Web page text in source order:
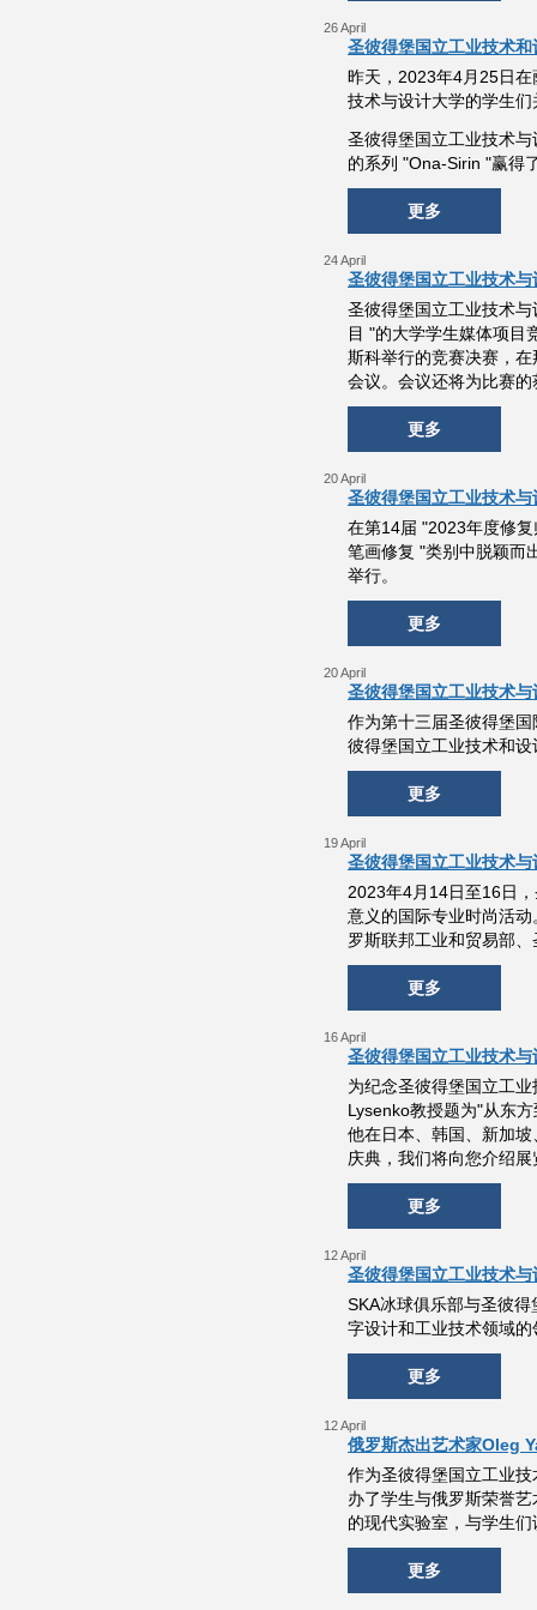
26 April
圣彼得堡国立工业技术
昨天，2023年4月25日
技术与设计大学的学生
圣彼得堡国立工业技术
的系列 "Ona-Sirin "赢得
更多
24 April
圣彼得堡国立工业技术
圣彼得堡国立工业技术
目 "的大学学生媒体项目
斯科举行的竞赛决赛，
会议。会议还将为比赛
更多
20 April
圣彼得堡国立工业技术
在第14届 "2023年度修
笔画修复 "类别中脱颖而
举行。
更多
20 April
圣彼得堡国立工业技术
作为第十三届圣彼得堡
彼得堡国立工业技术和
更多
19 April
圣彼得堡国立工业技术
2023年4月14日至16日
意义的国际专业时尚活
罗斯联邦工业和贸易部
更多
16 April
圣彼得堡国立工业技术
为纪念圣彼得堡国立工
Lysenko教授题为"从东
他在日本、韩国、新加
庆典，我们将向您介绍
更多
12 April
圣彼得堡国立工业技术
SKA冰球俱乐部与圣彼
字设计和工业技术领域的
更多
12 April
俄罗斯杰出艺术家Oleg
作为圣彼得堡国立工业
办了学生与俄罗斯荣誉
的现代实验室，与学生
更多